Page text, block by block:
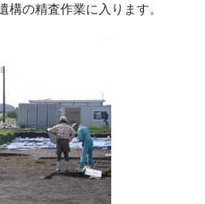
の精査作業に入ります。